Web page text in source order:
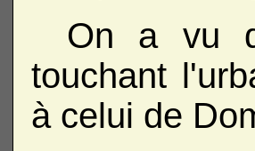
On a vu
touchant
à celui de